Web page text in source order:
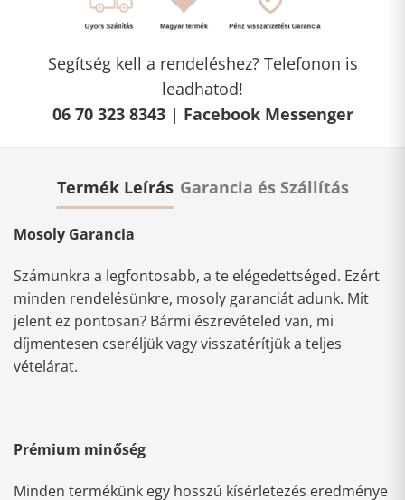
Segítség kell a rendeléshez? Telefonon is
leadhatod!
06 70 323 8343 | Facebook Messenger
Termék Leírás Garancia és Szállítás
Mosoly Garancia
Számunkra a legfontosabb, a te elégedettséged. Ezért
minden rendelésünkre, mosoly garanciát adunk. Mit
jelent ez pontosan? Bármi észrevételed van, mi
díjmentesen cseréljük vagy visszatérítjük a teljes
vételárat.
Prémium minőség
Minden termékünk egy hosszú kísérletezés eredménye